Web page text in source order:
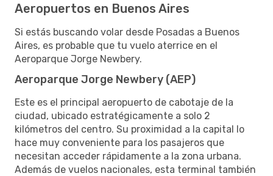
Aeropuertos en Buenos Aires
Si estás buscando volar desde Posadas a Buenos
Aires, es probable que tu vuelo aterrice en el
Aeroparque Jorge Newbery.
Aeroparque Jorge Newbery (AEP)
Este es el principal aeropuerto de cabotaje de la
ciudad, ubicado estratégicamente a solo 2
kilómetros del centro. Su proximidad a la capital lo
hace muy conveniente para los pasajeros que
necesitan acceder rápidamente a la zona urbana.
Además de vuelos nacionales, esta terminal también